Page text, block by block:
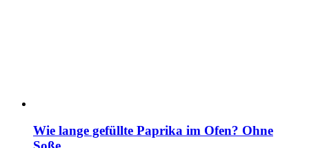
Wie lange gefüllte Paprika im Ofen? Ohne